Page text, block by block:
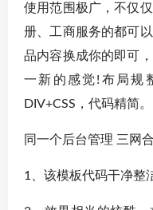
使用范围极广，不仅
册、工商服务的都可
品内容换成你的即可
一新的感觉!布局规
DIV+CSS，代码精简。
同一个后台管理 三网
1、该模板代码干净整